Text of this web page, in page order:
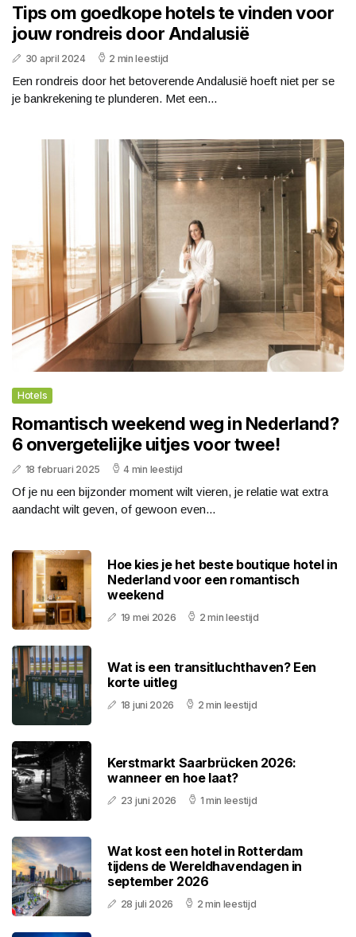
Tips om goedkope hotels te vinden voor
jouw rondreis door Andalusië
30 april 2024 2 min leestijd
Een rondreis door het betoverende Andalusië hoeft niet per se
je bankrekening te plunderen. Met een...
Hotels
Romantisch weekend weg in Nederland?
6 onvergetelijke uitjes voor twee!
18 februari 2025 4 min leestijd
Of je nu een bijzonder moment wilt vieren, je relatie wat extra
aandacht wilt geven, of gewoon even...
Hoe kies je het beste boutique hotel in
Nederland voor een romantisch
weekend
19 mei 2026 2 min leestijd
Wat is een transitluchthaven? Een
korte uitleg
18 juni 2026 2 min leestijd
Kerstmarkt Saarbrücken 2026:
wanneer en hoe laat?
23 juni 2026 1 min leestijd
Wat kost een hotel in Rotterdam
tijdens de Wereldhavendagen in
september 2026
28 juli 2026 2 min leestijd